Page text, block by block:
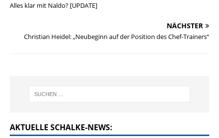
Alles klar mit Naldo? [UPDATE]
NÄCHSTER
Christian Heidel: „Neubeginn auf der Position des Chef-Trainers“
AKTUELLE SCHALKE-NEWS: